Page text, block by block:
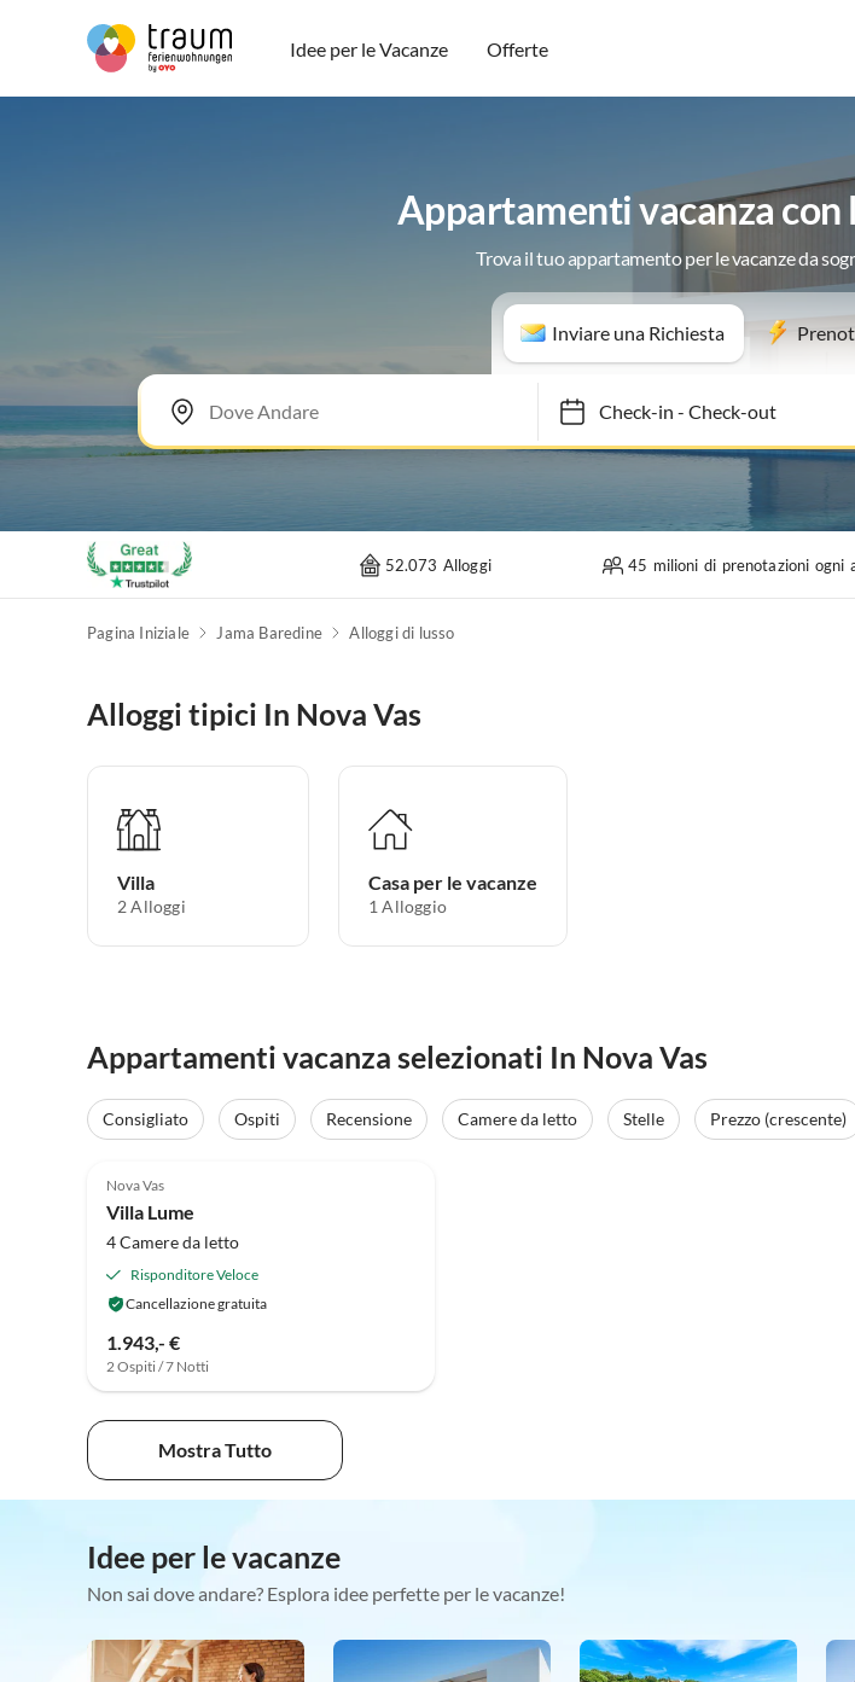
Idee per le Vacanze Offerte
Appartamenti vacanza con
Trova il tuo appartamento per le vacanze da
Inviare una Richiesta
Check-in- Check-out
52.073 Alloggi 45 milioni di prenotazioni ogni
Pagina Iniziale Jama Baredine Alloggi di lusso
Alloggi tipici In Nova Vas
Villa
2 Alloggi
Casa per le vacanze
1 Alloggio
Appartamenti vacanza selezionati In Nova Vas
Consigliato Ospiti Recensione Camere da letto Stelle Prezzo (crescente)
Nova Vas
Villa Lume
4 Camere da letto
Risponditore Veloce
Cancellazione gratuita
1.943,- €
2 Ospiti / 7 Notti
Mostra Tutto
Idee per le vacanze
Non sai dove andare? Esplora idee perfette per le vacanze!